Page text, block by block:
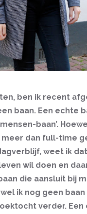
ben ik recent
baan. Een echte
baan’.
dan full-time
weet ik
wil doen en
die aansluit bij
ik nog geen
verder. Een